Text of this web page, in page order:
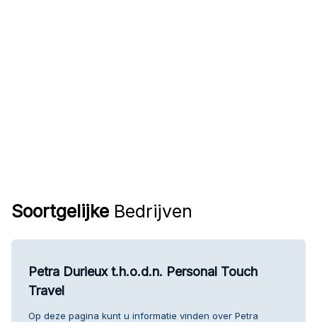
Soortgelijke Bedrijven
Petra Durieux t.h.o.d.n. Personal Touch
Travel
Op deze pagina kunt u informatie vinden over Petra